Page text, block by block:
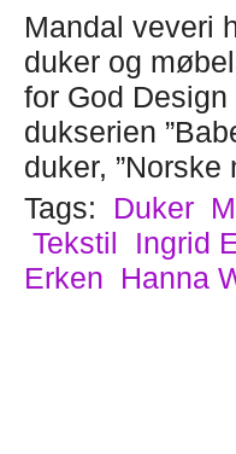
Mandal veveri
duker og
for God Design
dukserien
duker, ”Norske
Tags:
Duker
Tekstil
Ingrid
Erken
Hanna